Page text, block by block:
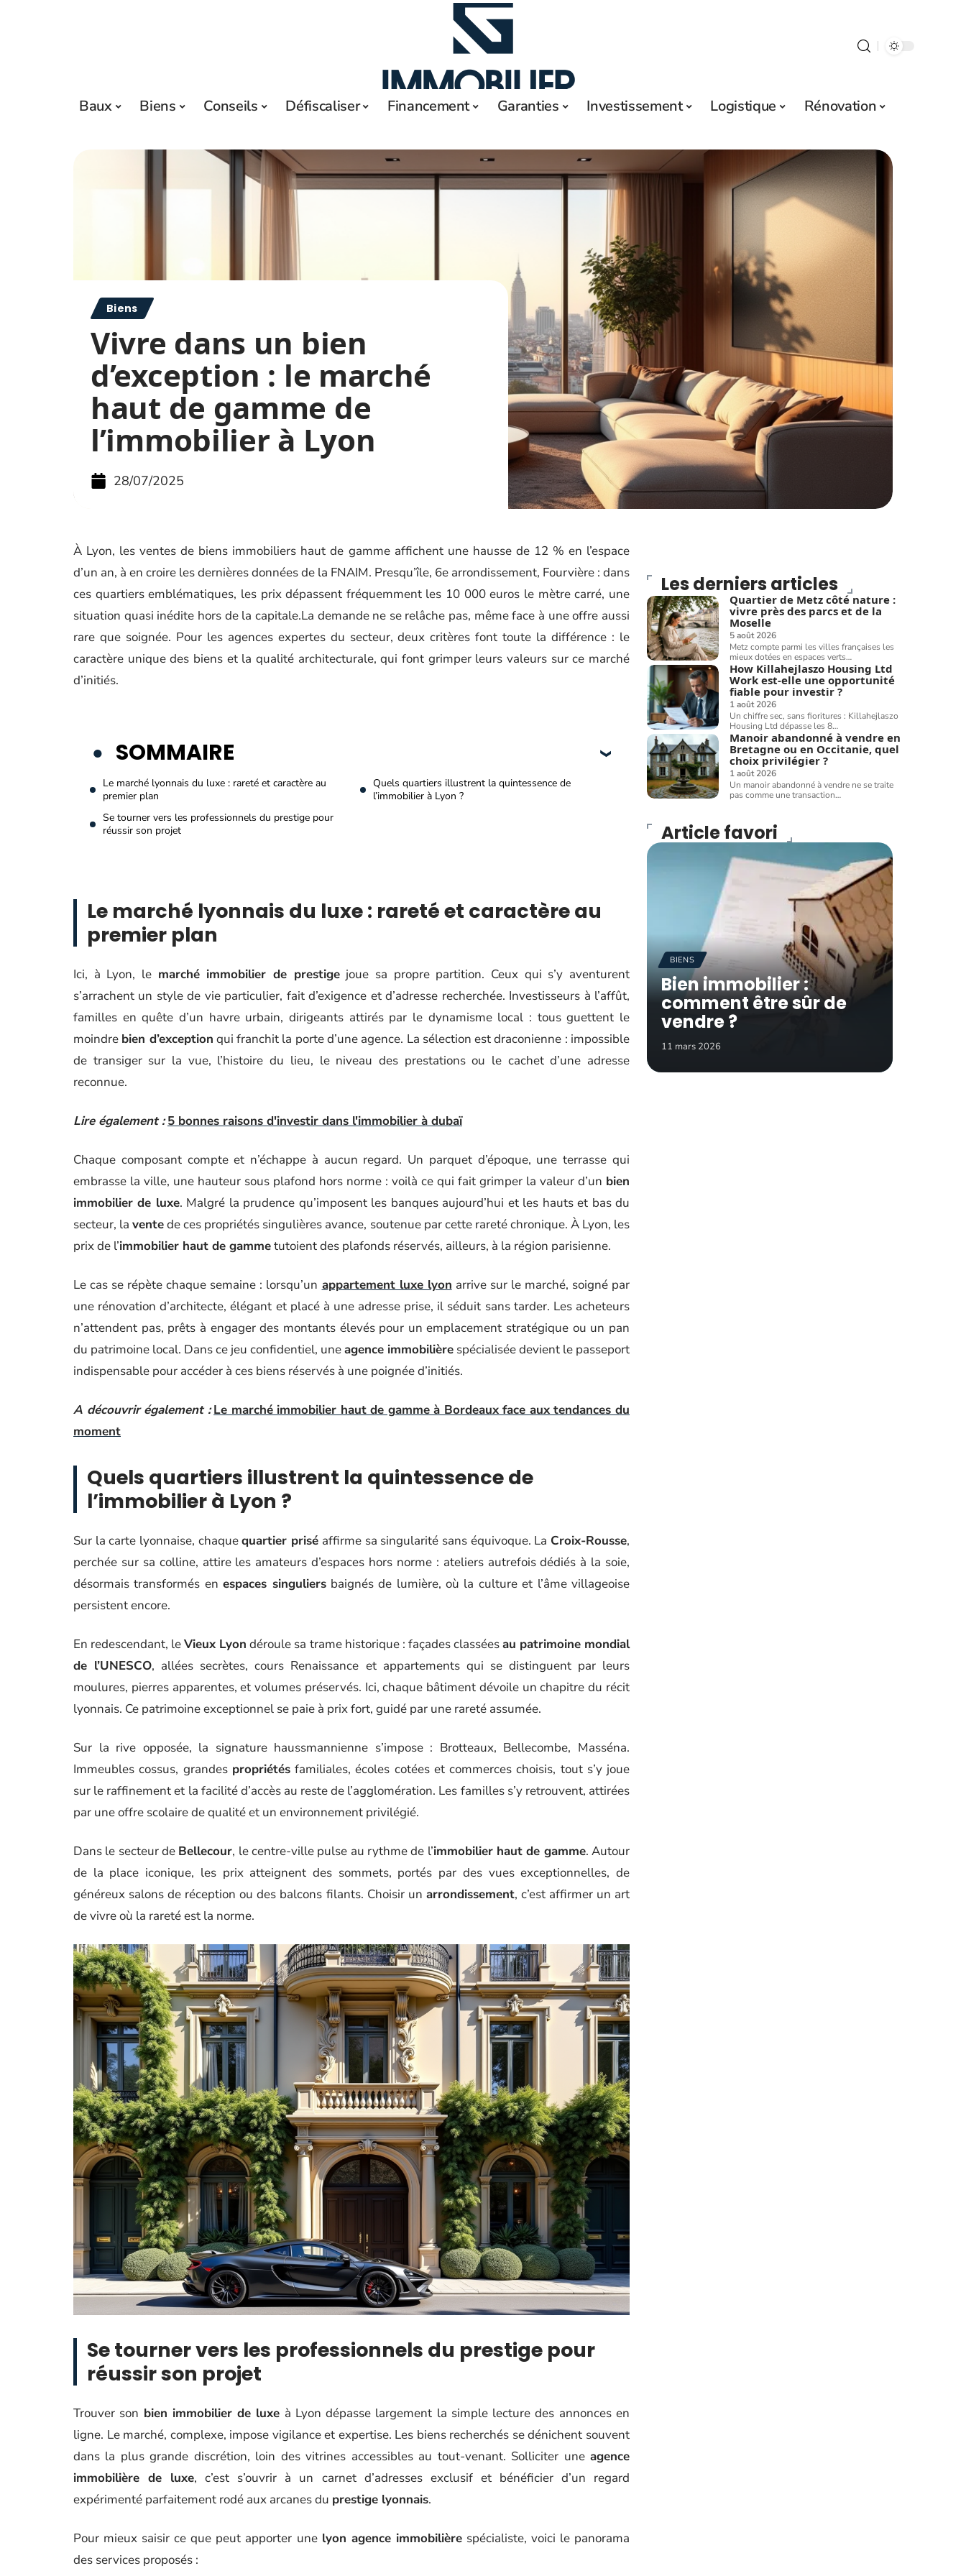
Baux Biens Conseils Défiscaliser Financement Garanties Investissement Logistique Rénovation
Biens
Vivre dans un bien
d’exception : le marché
haut de gamme de
l’immobilier à Lyon
28/07/2025
À Lyon, les ventes de biens immobiliers haut de gamme affichent une hausse de 12 % en l’espace
d’un an, à en croire les dernières données de la FNAIM. Presqu’île, 6e arrondissement, Fourvière : dans
ces quartiers emblématiques, les prix dépassent fréquemment les 10 000 euros le mètre carré, une
situation quasi inédite hors de la capitale.La demande ne se relâche pas, même face à une offre aussi
rare que soignée. Pour les agences expertes du secteur, deux critères font toute la différence : le
caractère unique des biens et la qualité architecturale, qui font grimper leurs valeurs sur ce marché
d’initiés.
SOMMAIRE
Le marché lyonnais du luxe : rareté et caractère au
premier plan
Quels quartiers illustrent la quintessence de
l’immobilier à Lyon ?
Se tourner vers les professionnels du prestige pour
réussir son projet
Le marché lyonnais du luxe : rareté et caractère au
premier plan
Ici, à Lyon, le marché immobilier de prestigejoue sa propre partition. Ceux qui s’y aventurent
s’arrachent un style de vie particulier, fait d’exigence et d’adresse recherchée. Investisseurs à l’affût,
familles en quête d’un havre urbain, dirigeants attirés par le dynamisme local : tous guettent le
moindre bien d’exception qui franchit la porte d’une agence. La sélection est draconienne : impossible
de transiger sur la vue, l’histoire du lieu, le niveau des prestations ou le cachet d’une adresse
reconnue.
Lire également : 5 bonnes raisons d'investir dans l'immobilier à dubaï
Chaque composant compte et n’échappe à aucun regard. Un parquet d’époque, une terrasse qui
embrasse la ville, une hauteur sous plafond hors norme : voilà ce qui fait grimper la valeur d’un bien
immobilier de luxe. Malgré la prudence qu’imposent les banques aujourd’hui et les hauts et bas du
secteur, laventede ces propriétés singulières avance, soutenue par cette rareté chronique. À Lyon, les
prix de l’immobilier haut de gammetutoient des plafonds réservés, ailleurs, à la région parisienne.
Le cas se répète chaque semaine : lorsqu’un appartement luxe lyon arrive sur le marché, soigné par
une rénovation d’architecte, élégant et placé à une adresse prise, il séduit sans tarder. Les acheteurs
n’attendent pas, prêts à engager des montants élevés pour un emplacement stratégique ou un pan
du patrimoine local. Dans ce jeu confidentiel, uneagence immobilière spécialisée devient le passeport
indispensable pour accéder à ces biens réservés à une poignée d’initiés.
A découvrir également : Le marché immobilier haut de gamme à Bordeaux face aux tendances du
moment
Quels quartiers illustrent la quintessence de
l’immobilier à Lyon ?
Sur la carte lyonnaise, chaquequartier prisé affirme sa singularité sans équivoque. La Croix-Rousse,
perchée sur sa colline, attire les amateurs d’espaces hors norme : ateliers autrefois dédiés à la soie,
désormais transformés enespaces singuliersbaignés de lumière, où la culture et l’âme villageoise
persistent encore.
En redescendant, leVieux Lyon déroule sa trame historique : façades classéesau patrimoine mondial
de l’UNESCO, allées secrètes, cours Renaissance et appartements qui se distinguent par leurs
moulures, pierres apparentes, et volumes préservés. Ici, chaque bâtiment dévoile un chapitre du récit
lyonnais. Ce patrimoine exceptionnel se paie à prix fort, guidé par une rareté assumée.
Sur la rive opposée, la signature haussmannienne s’impose : Brotteaux, Bellecombe, Masséna.
Immeubles cossus, grandes propriétésfamiliales, écoles cotées et commerces choisis, tout s’y joue
sur le raffinement et la facilité d’accès au reste de l’agglomération. Les familles s’y retrouvent, attirées
par une offre scolaire de qualité et un environnement privilégié.
Dans le secteur de Bellecour, le centre-ville pulse au rythme de l’immobilier haut de gamme. Autour
de la place iconique, les prix atteignent des sommets, portés par des vues exceptionnelles, de
généreux salons de réception ou des balcons filants. Choisir un arrondissement, c’est affirmer un art
de vivre où la rareté est la norme.
Se tourner vers les professionnels du prestige pour
réussir son projet
Trouver son bien immobilier de luxe à Lyon dépasse largement la simple lecture des annonces en
ligne. Le marché, complexe, impose vigilance et expertise. Les biens recherchés se dénichent souvent
dans la plus grande discrétion, loin des vitrines accessibles au tout-venant. Solliciter une agence
immobilière de luxe, c’est s’ouvrir à un carnet d’adresses exclusif et bénéficier d’un regard
expérimenté parfaitement rodé aux arcanes du prestige lyonnais.
Pour mieux saisir ce que peut apporter une lyon agence immobilièrespécialiste, voici le panorama
des services proposés :
Les derniers articles
Quartier de Metz côté nature :
vivre près des parcs et de la
Moselle
5 août 2026
Metz compte parmi les villes françaises les
mieux dotées en espaces verts…
How Killahejlaszo Housing Ltd
Work est-elle une opportunité
fiable pour investir ?
1 août 2026
Un chiffre sec, sans fioritures : Killahejlaszo
Housing Ltd dépasse les 8…
Manoir abandonné à vendre en
Bretagne ou en Occitanie, quel
choix privilégier ?
1 août 2026
Un manoir abandonné à vendre ne se traite
pas comme une transaction…
Article favori
BIENS
Bien immobilier :
comment être sûr de
vendre ?
11 mars 2026